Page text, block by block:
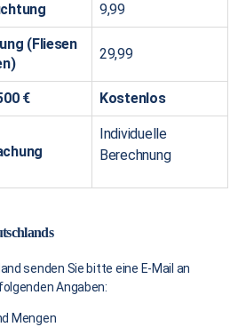
9,99
(Fliesen
29,99
€ Kostenlos
Individuelle
Berechnung
senden Sie bitte eine E-Mail an
Angaben:
Mengen